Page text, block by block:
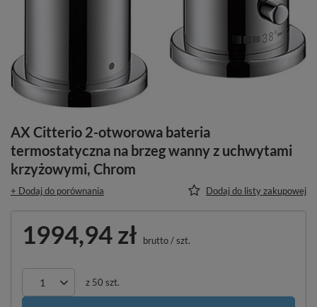
AX Citterio 2-otworowa bateria
termostatyczna na brzeg wanny z uchwytami
krzyżowymi, Chrom
+ Dodaj do porównania Dodaj do listy zakupowej
1994,94 zł brutto/szt.
z 50 szt.